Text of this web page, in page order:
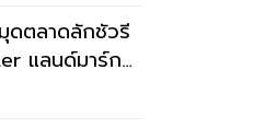
ดตลาดลักชัวรี
แลนด์มาร์กก